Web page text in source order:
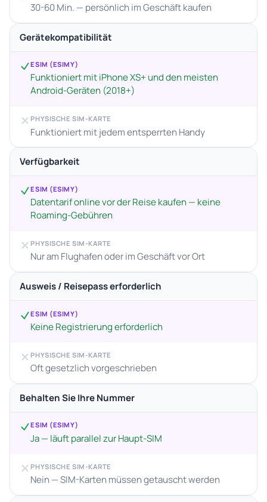
30-60 Min. — persönlich im Geschäft kaufen
Gerätekompatibilität
ESIM (ESIMY)
Funktioniert mit iPhone XS+ und den meisten
Android-Geräten (2018+)
PHYSISCHE SIM-KARTE
Funktioniert mit jedem entsperrten Handy
Verfügbarkeit
ESIM (ESIMY)
Datentarif online vor der Reise kaufen — keine
Roaming-Gebühren
PHYSISCHE SIM-KARTE
Nur am Flughafen oder im Geschäft vor Ort
Ausweis / Reisepass erforderlich
ESIM (ESIMY)
Keine Registrierung erforderlich
PHYSISCHE SIM-KARTE
Oft gesetzlich vorgeschrieben
Behalten Sie Ihre Nummer
ESIM (ESIMY)
Ja — läuft parallel zur Haupt-SIM
PHYSISCHE SIM-KARTE
Nein — SIM-Karten müssen getauscht werden